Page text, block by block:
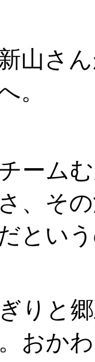
山さ
。
ーム
、そ
とい
りと
おか